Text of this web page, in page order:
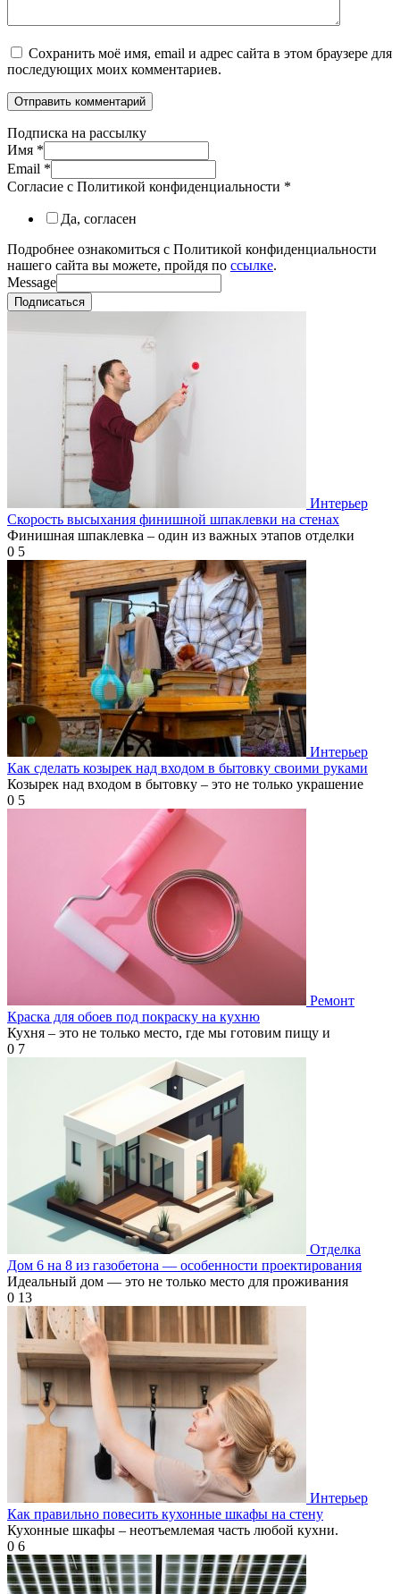
Сохранить моё имя, email и адрес сайта в этом браузере для
последующих моих комментариев.
Подписка на рассылку
Имя *
Email *
Согласие с Политикой конфиденциальности *
Да, согласен
Подробнее ознакомиться с Политикой конфиденциальности
нашего сайта вы можете, пройдя по ссылке.
Message
Подписаться
Интерьер
Скорость высыхания финишной шпаклевки на стенах
Финишная шпаклевка – один из важных этапов отделки
0 5
Интерьер
Как сделать козырек над входом в бытовку своими руками
Козырек над входом в бытовку – это не только украшение
0 5
Ремонт
Краска для обоев под покраску на кухню
Кухня – это не только место, где мы готовим пищу и
0 7
Отделка
Дом 6 на 8 из газобетона — особенности проектирования
Идеальный дом — это не только место для проживания
0 13
Интерьер
Как правильно повесить кухонные шкафы на стену
Кухонные шкафы – неотъемлемая часть любой кухни.
0 6